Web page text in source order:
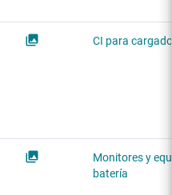
CI para
Monitores y
batería